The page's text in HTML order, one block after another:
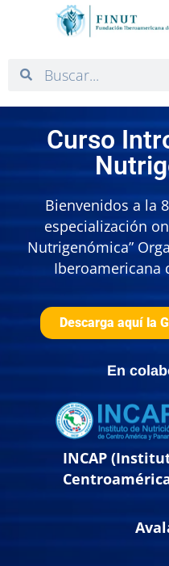
Curso
Bienvenidos a la
especialización
Nutrigenómica”
Iberoamericana
Descarga aquí la
En
INCAP